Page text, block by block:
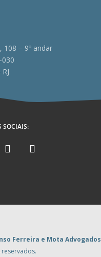
108 – 9º andar
SOCIAIS:
Ferreira e Mota Advogados